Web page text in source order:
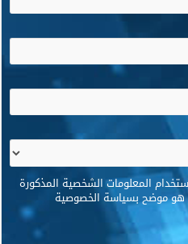
المعلومات الشخصية المذكورة
هو موضح بسياسة الخصوصية